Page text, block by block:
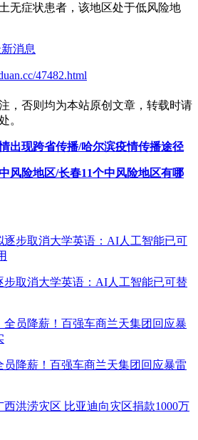
无症状患者，该地区处于低风险地
消息
47482.html
，否则均为本站原创文章，转载时请
。
出现跨省传播/哈尔滨疫情传播途径
风险地区/长春11个中风险地区有哪
步取消大学英语：AI人工智能已可替
员降薪！百强车商兰天集团回应暴雷